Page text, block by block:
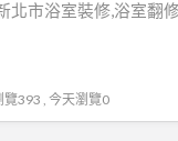
新北市浴室裝修,浴室
覽393 , 今天瀏覽0